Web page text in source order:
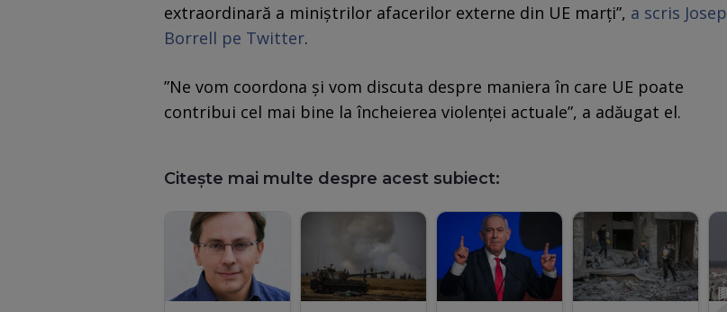
extraordinară a miniştrilor afacerilor externe din UE marţi”, a scris Josep
Borrell pe Twitter.
”Ne vom coordona şi vom discuta despre maniera în care UE poate
contribui cel mai bine la încheierea violenţei actuale”, a adăugat el.
Citește mai multe despre acest subiect: